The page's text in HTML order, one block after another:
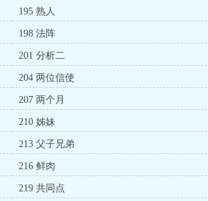
195 熟人
198 法阵
201 分析二
204 两位信使
207 两个月
210 姊妹
213 父子兄弟
216 鲜肉
219 共同点